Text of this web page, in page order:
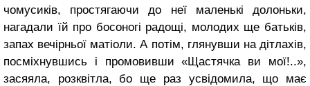
чомусиків, простягаючи до неї маленькі долоньки,
нагадали їй про босоногі радощі, молодих ще батьків,
запах вечірньої матіоли. А потім, глянувши на дітлахів,
посміхнувшись і промовивши «Щастячка ви мої!..»,
засяяла, розквітла, бо ще раз усвідомила, що має